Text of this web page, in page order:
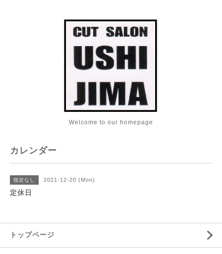
Welcome to our homepage
カレンダー
指定なし 2021-12-20 (Mon)
定休日
トップページ